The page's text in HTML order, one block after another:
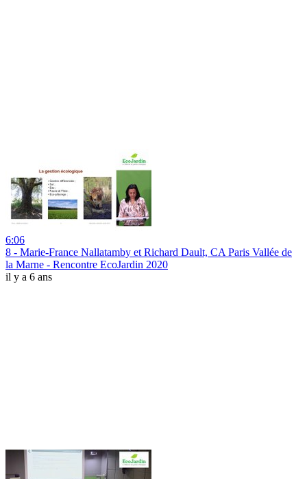
6:06
8 - Marie-France Nallatamby et Richard Dault, CA Paris Vallée de
la Marne - Rencontre EcoJardin 2020
il y a 6 ans